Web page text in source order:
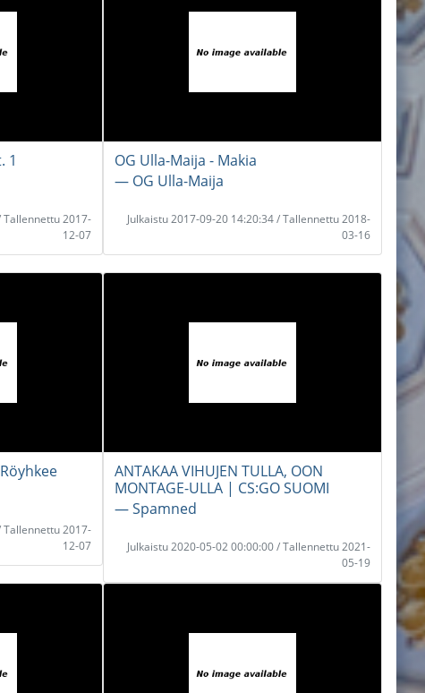
1
Tallennettu 2017-
12-07
OG Ulla-Maija - Makia
― OG Ulla-Maija
Julkaistu 2017-09-20 14:20:34 / Tallennettu 2018-
03-16
Tallennettu 2017-
12-07
ANTAKAA VIHUJEN TULLA, OON
MONTAGE-ULLA | CS:GO SUOMI
― Spamned
Julkaistu 2020-05-02 00:00:00 / Tallennettu 2021-
05-19